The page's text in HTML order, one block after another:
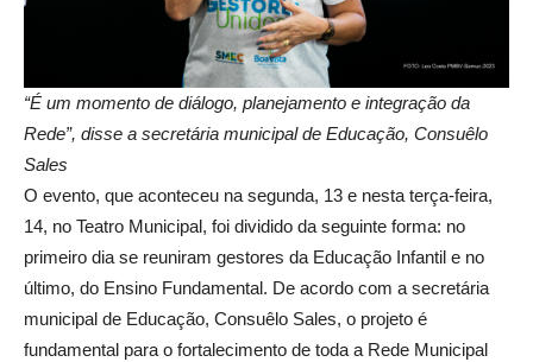
“É um momento de diálogo, planejamento e integração da
Rede”, disse a secretária municipal de Educação, Consuêlo
Sales
O evento, que aconteceu na segunda, 13 e nesta terça-feira,
14, no Teatro Municipal, foi dividido da seguinte forma: no
primeiro dia se reuniram gestores da Educação Infantil e no
último, do Ensino Fundamental. De acordo com a secretária
municipal de Educação, Consuêlo Sales, o projeto é
fundamental para o fortalecimento de toda a Rede Municipal